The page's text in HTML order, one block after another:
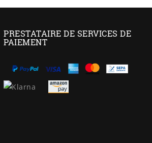
PRESTATAIRE DE SERVICES DE
PAIEMENT